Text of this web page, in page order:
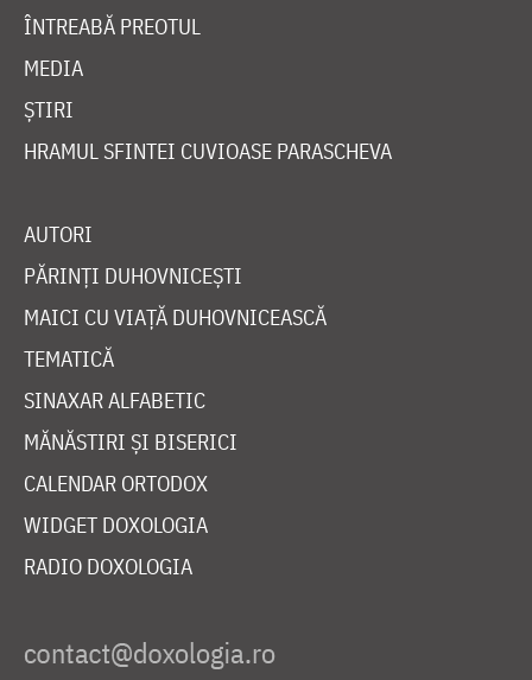
ÎNTREABĂ PREOTUL
MEDIA
ȘTIRI
HRAMUL SFINTEI CUVIOASE PARASCHEVA
AUTORI
PĂRINȚI DUHOVNICEȘTI
MAICI CU VIAȚĂ DUHOVNICEASCĂ
TEMATICĂ
SINAXAR ALFABETIC
MĂNĂSTIRI ȘI BISERICI
CALENDAR ORTODOX
WIDGET DOXOLOGIA
RADIO DOXOLOGIA